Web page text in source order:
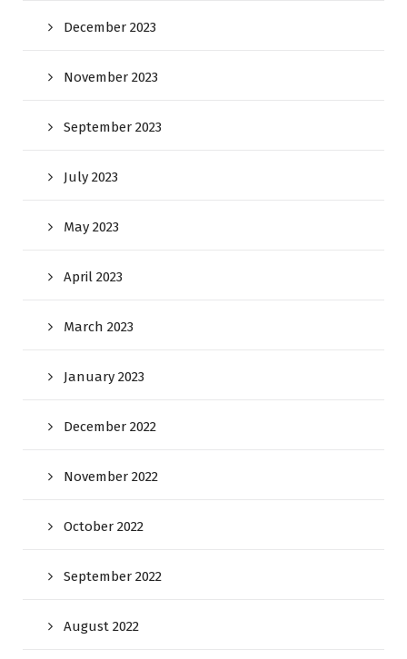
December 2023
November 2023
September 2023
July 2023
May 2023
April 2023
March 2023
January 2023
December 2022
November 2022
October 2022
September 2022
August 2022